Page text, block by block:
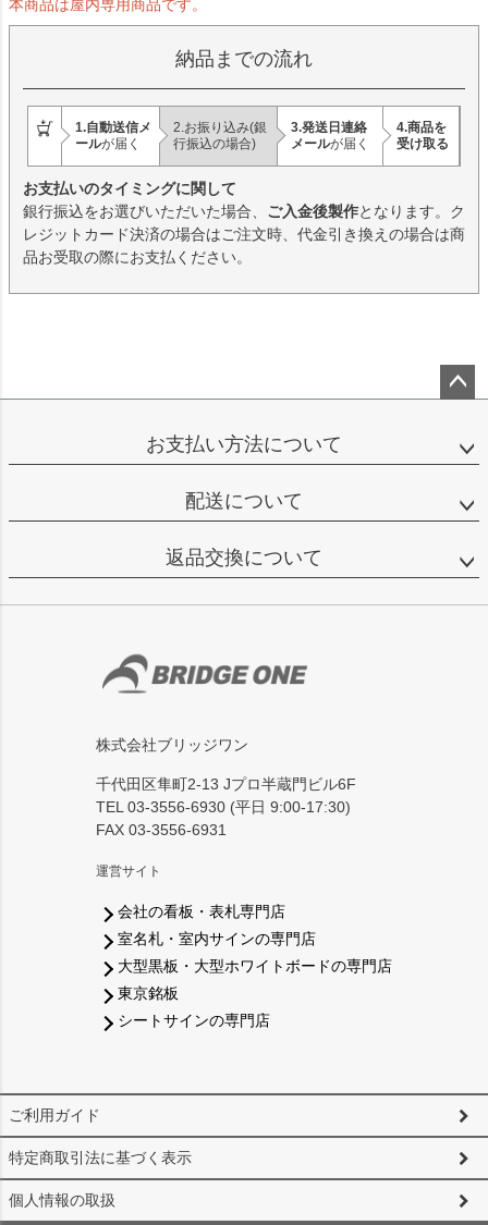
本商品は屋内専用商品です。
納品までの流れ
1.自動送信メ
ールが届く
2.お振り込み(銀
行振込の場合)
3.発送日連絡
メールが届く
4.商品を
受け取る
お支払いのタイミングに関して
銀行振込をお選びいただいた場合、 ご入金後製作となります。ク
レジットカード決済の場合はご注文時、代金引き換えの場合は商
品お受取の際にお支払ください。
ップ
お支払い方法について
配送について
返品交換について
株式会社ブリッジワン
千代田区隼町2-13 Jプロ半蔵門ビル6F
TEL 03-3556-6930 (平日 9:00-17:30)
FAX 03-3556-6931
運営サイト
会社の看板・表札専門店
室名札・室内サインの専門店
大型黒板・大型ホワイトボードの専門店
東京銘板
シートサインの専門店
ご利用ガイド
特定商取引法に基づく表示
個人情報の取扱